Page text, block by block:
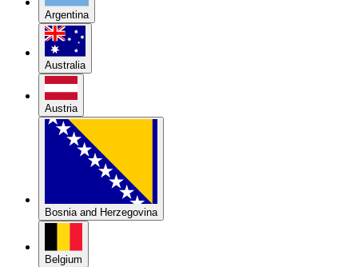
Argentina
Australia
Austria
Bosnia and Herzegovina
Belgium